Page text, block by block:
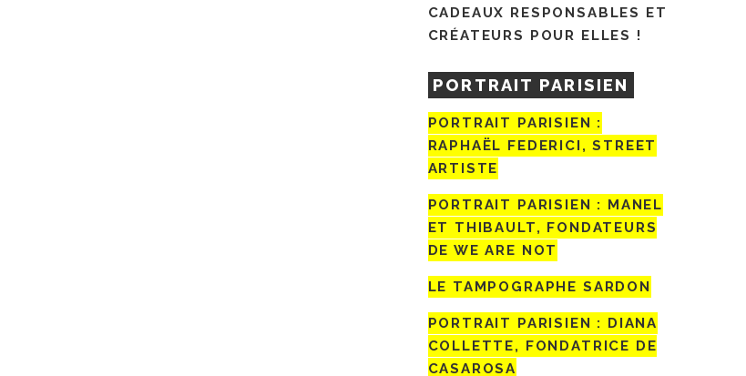
CADEAUX RESPONSABLES ET
CRÉATEURS POUR ELLES !
PORTRAIT PARISIEN
PORTRAIT PARISIEN :
RAPHAËL FEDERICI, STREET
ARTISTE
PORTRAIT PARISIEN : MANEL
ET THIBAULT, FONDATEURS
DE WE ARE NOT
LE TAMPOGRAPHE SARDON
PORTRAIT PARISIEN : DIANA
COLLETTE, FONDATRICE DE
CASAROSA